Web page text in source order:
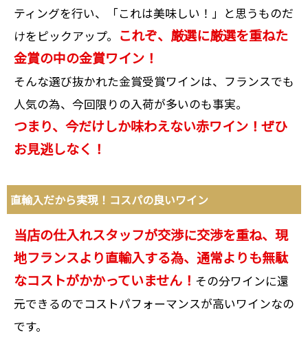
ティングを行い、「これは美味しい！」と思うものだ
けをピックアップ。 これぞ、厳選に厳選を重ねた
金賞の中の金賞ワイン！
そんな選び抜かれた金賞受賞ワインは、フランスでも
人気の為、今回限りの入荷が多いのも事実。
つまり、今だけしか味わえない赤ワイン！ぜひ
お見逃しなく！
直輸入だから実現！コスパの良いワイン
当店の仕入れスタッフが交渉に交渉を重ね、現
地フランスより直輸入する為、通常よりも無駄
なコストがかかっていません！ その分ワインに還
元できるのでコストパフォーマンスが高いワインなの
です。